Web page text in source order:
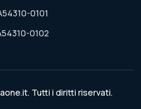
0101
0102
Tutti i diritti riservati.